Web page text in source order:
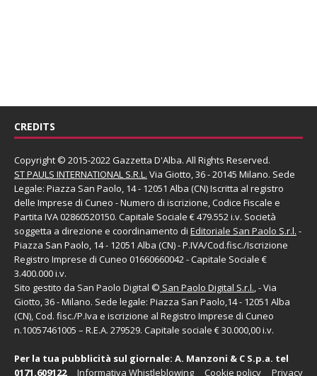
CREDITS
Copyright © 2015-2022 Gazzetta D'Alba. All Rights Reserved.
ST PAULS INTERNATIONAL S.R.L. Via Giotto, 36 - 20145 Milano. Sede
Legale: Piazza San Paolo, 14 - 12051 Alba (CN) Iscritta al registro
delle Imprese di Cuneo - Numero di iscrizione, Codice Fiscale e
Partita IVA 02860520150. Capitale Sociale € 479.552 i.v. Società
soggetta a direzione e coordinamento di Editoriale San Paolo S.r.l. -
Piazza San Paolo, 14 - 12051 Alba (CN) - P.IVA/Cod.fisc./Iscrizione
Registro Imprese di Cuneo 01660660042 - Capitale Sociale €
3.400.000 i.v.
Sito gestito da San Paolo Digital © San Paolo Digital S.r.l., - Via
Giotto, 36 - Milano. Sede legale: Piazza San Paolo,14 - 12051 Alba
(CN), Cod. fisc./P.Iva e iscrizione al Registro Imprese di Cuneo
n.10057461005 – R.E.A. 279529. Capitale sociale € 30.000,00 i.v.
Per la tua pubblicità sul giornale: A. Manzoni & C S.p.a. tel
0171.609122
Privacy
Cookie policy
Informativa Whistleblowing